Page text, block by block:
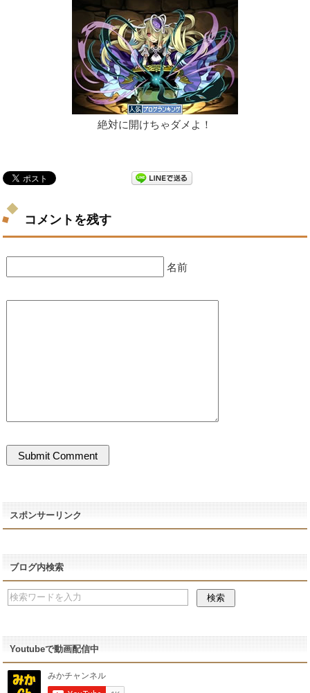
絶対に開けちゃダメよ！
コメントを残す
名前
スポンサーリンク
ブログ内検索
Youtubeで動画配信中